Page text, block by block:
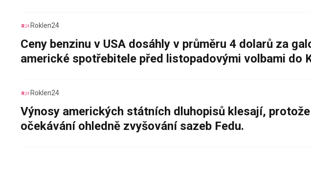
Roklen24
Ceny benzinu v USA dosáhly v průměru 4 dolarů za
americké spotřebitele před listopadovými volbami do
Roklen24
Výnosy amerických státních dluhopisů klesají,
očekávání ohledně zvyšování sazeb Fedu.